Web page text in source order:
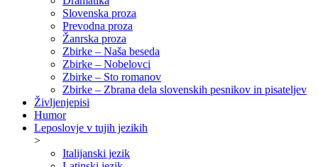
Slovenska proza
Prevodna proza
Žanrska proza
Zbirke – Naša beseda
Zbirke – Nobelovci
Zbirke – Sto romanov
Zbirke – Zbrana dela slovenskih pesnikov in pisateljev
Življenjepisi
Humor
Leposlovje v tujih jezikih
>
Italijanski jezik